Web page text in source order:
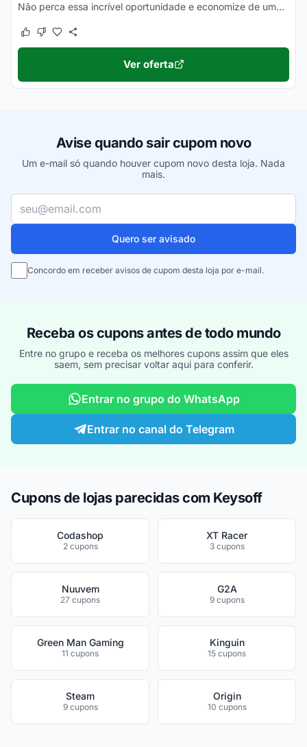
Não perca essa incrível oportunidade e economize de uma forma simples!
Este cupom funcionou
Este cupom não funcionou
Ver oferta
Avise quando sair cupom novo
Um e-mail só quando houver cupom novo desta loja. Nada
mais.
Seu e-mail
Quero ser avisado
Concordo em receber avisos de cupom desta loja por e-mail.
Receba os cupons antes de todo mundo
Entre no grupo e receba os melhores cupons assim que eles
saem, sem precisar voltar aqui para conferir.
Entrar no grupo do WhatsApp
Entrar no canal do Telegram
Cupons de lojas parecidas com Keysoff
Codashop
2 cupons
XT Racer
3 cupons
Nuuvem
27 cupons
G2A
9 cupons
Green Man Gaming
11 cupons
Kinguin
15 cupons
Steam
9 cupons
Origin
10 cupons